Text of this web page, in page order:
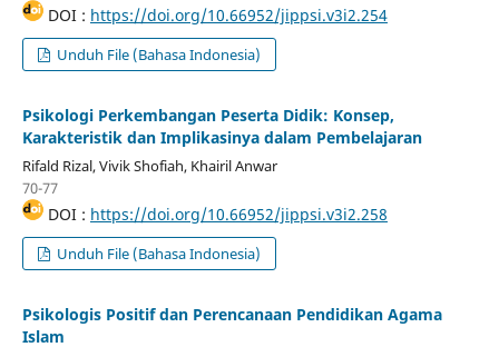
DOI : https://doi.org/10.66952/jippsi.v3i2.254
Unduh File (Bahasa Indonesia)
Psikologi Perkembangan Peserta Didik: Konsep,
Karakteristik dan Implikasinya dalam Pembelajaran
Rifald Rizal, Vivik Shofiah, Khairil Anwar
70-77
DOI : https://doi.org/10.66952/jippsi.v3i2.258
Unduh File (Bahasa Indonesia)
Psikologis Positif dan Perencanaan Pendidikan Agama
Islam